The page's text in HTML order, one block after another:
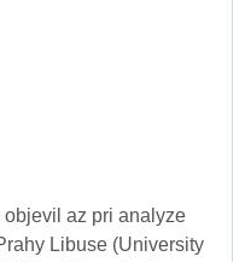
objevil az pri analyze
Libuse (University